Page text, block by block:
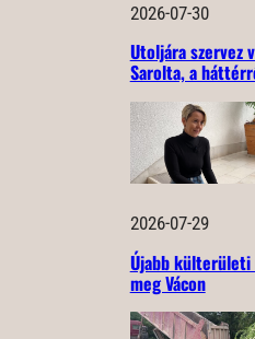
2026-07-30
Utoljára szervez
Sarolta, a
2026-07-29
Újabb
meg Vácon